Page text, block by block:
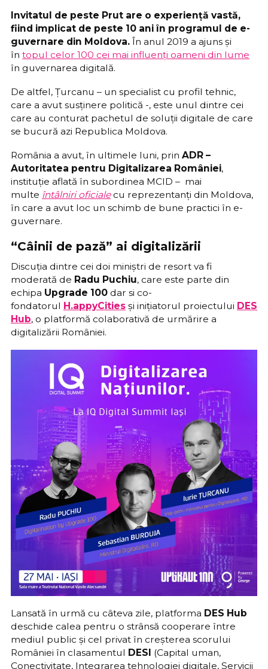
Invitatul de peste Prut are o experiență vastă,
fiind implicat de peste 10 ani în programul de e-
guvernare din Moldova. În anul 2019 a ajuns și
în topul celor 100 cei mai influenți oameni din lume
în guvernarea digitală.
De altfel, Țurcanu – un specialist cu profil tehnic,
care a avut susținere politică -, este unul dintre cei
care au conturat pachetul de soluții digitale de care
se bucură azi Republica Moldova.
România a avut, în ultimele luni, prin ADR –
Autoritatea pentru Digitalizarea României,
instituție aflată în subordinea MCID – mai
multe întâlniri oficialecu reprezentanți din Moldova,
în care a avut loc un schimb de bune practici în e-
guvernare.
“Câinii de pază” ai digitalizării
Discuția dintre cei doi miniștri de resort va fi
moderată de Radu Puchiu, care este parte din
echipa Upgrade 100 dar si co-
fondatorul H.appyCities și inițiatorul proiectului DES
Hub, o platformă colaborativă de urmărire a
digitalizării României.
Lansată în urmă cu câteva zile, platforma DES Hub
deschide calea pentru o strânsă cooperare între
mediul public și cel privat în creșterea scorului
României în clasamentul DESI (Capital uman,
Conectivitate, Integrarea tehnologiei digitale, Servicii